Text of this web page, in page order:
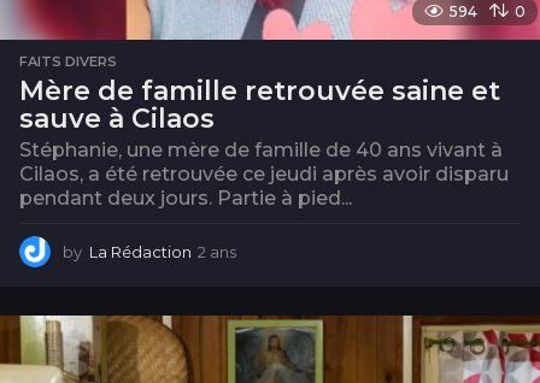
594 0
FAITS DIVERS
Mère de famille retrouvée saine et
sauve à Cilaos
Stéphanie, une mère de famille de 40 ans vivant à
Cilaos, a été retrouvée ce jeudi après avoir disparu
pendant deux jours. Partie à pied...
by La Rédaction 2 ans
s